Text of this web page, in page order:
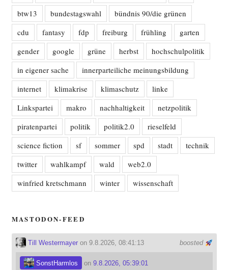
btw13
bundestagswahl
bündnis 90/die grünen
cdu
fantasy fdp freiburg frühling
garten
gender
google grüne herbst
hochschulpolitik
in eigener sache
innerparteiliche meinungsbildung
internet
klimakrise klimaschutz
linke
Linkspartei
makro nachhaltigkeit
netzpolitik
piratenpartei
politik politik2.0
rieselfeld
science fiction
sf sommer spd stadt
technik
twitter
wahlkampf wald
web2.0
winfried kretschmann
winter wissenschaft
MASTODON-FEED
boosted
Till Westermayeron 9.8.2026, 08:41:13
SonstHarmlos on 9.8.2026, 05:39:01